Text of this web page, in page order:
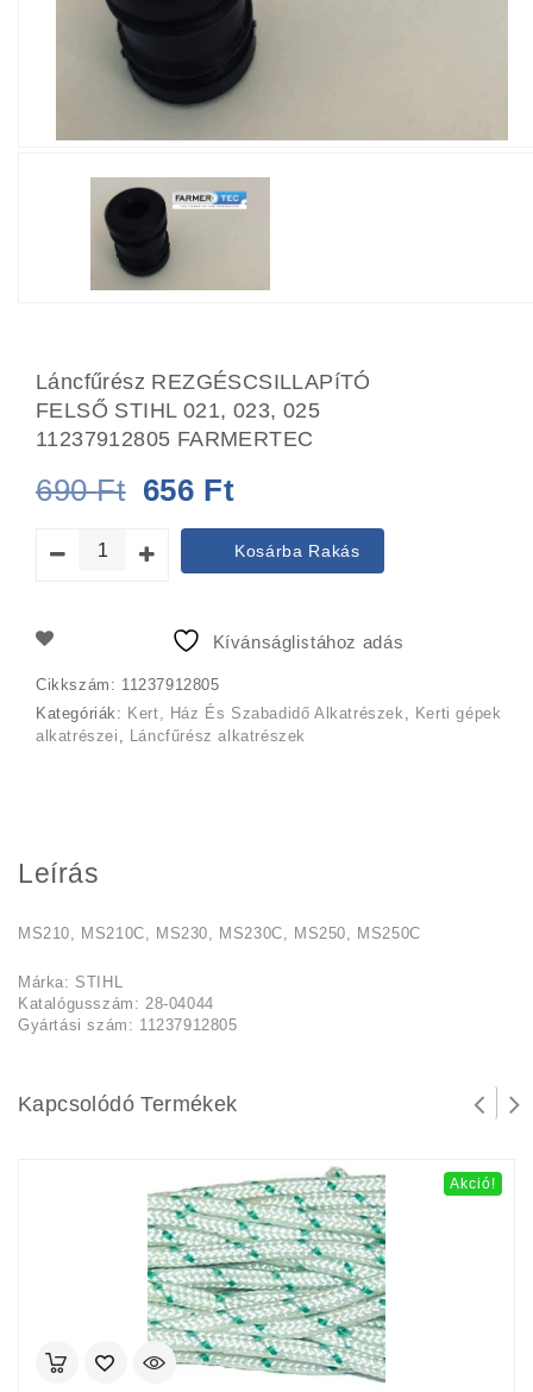
Láncfűrész REZGÉSCSILLAPíTÓ
FELSŐ STIHL 021, 023, 025
11237912805 FARMERTEC
690Ft Original
price
was:
690 Ft.
656 Ft
price
is:
Kosárba Rakás
Kívánságlistához adás
Cikkszám: 11237912805
Kategóriák: Kert, Ház És Szabadidő Alkatrészek , Kerti gépek
alkatrészei , Láncfűrész alkatrészek
Leírás
MS210, MS210C, MS230, MS230C, MS250, MS250C
Márka: STIHL
Katalógusszám: 28-04044
Gyártási szám: 11237912805
Kapcsolódó Termékek
Akció!